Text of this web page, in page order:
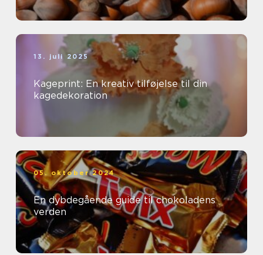
13. juli 2025
Kageprint: En kreativ tilføjelse til din
kagedekoration
05. oktober 2024
En dybdegående guide til chokoladens
verden